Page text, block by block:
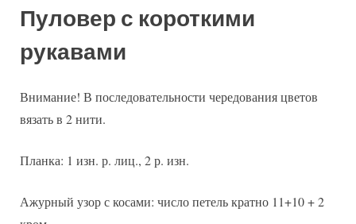
Пуловер с короткими
рукавами
Внимание! В последовательности чередования цветов
вязать в 2 нити.
Планка: 1 изн. р. лиц., 2 р. изн.
Ажурный узор с косами: число петель кратно 11+10 + 2